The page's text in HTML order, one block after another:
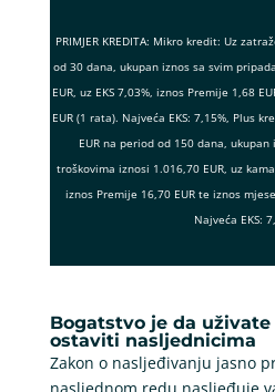
PRIMJER KREDITA: Mikro kredit: Uz
od 30 dana, ukupan iznos sa svim
EUR, uz EKS 7,03%, iznos Premije 1,68
EUR (1 rata). Najveća EKS: 7,15%, Plus
EUR na period od 150 dana,
troškovima iznosi 1.016,70 EUR, uz
iznos Premije 16,70 EUR te iznos
Najveća EKS:
Bogatstvo je da
ostaviti nasljednicima
Zakon o nasljeđivanju jasno
nasljednom redu nasljeđuje